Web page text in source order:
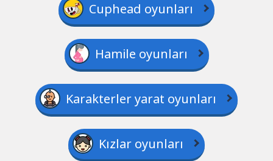
Cuphead oyunları
Hamile oyunları
Karakterler yarat oyunları
Kızlar oyunları